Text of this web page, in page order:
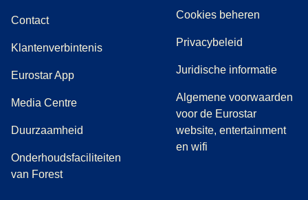
Contact
Klantenverbintenis
Eurostar App
Media Centre( opent in een nieuwe tab)
Duurzaamheid
Onderhoudsfaciliteiten
van Forest
Cookies beheren
Privacybeleid
Juridische informatie
Algemene voorwaarden
voor de Eurostar
website, entertainment
en wifi